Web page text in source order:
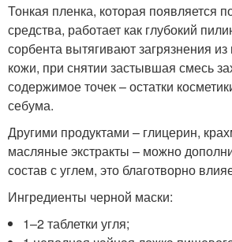
Тонкая пленка, которая появляется
средства, работает как глубокий
сорбента вытягивают загрязнения из
кожи, при снятии застывшая смесь
содержимое точек – остатки
себума.
Другими продуктами – глицерин,
масляные экстракты – можно
состав с углем, это благотворно
Ингредиенты черной маски:
1–2 таблетки угля;